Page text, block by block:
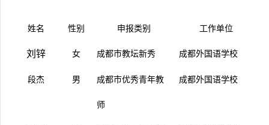
姓名 性别 申报类别 工作单位
刘锌 女 成都市教坛新秀 成都外国语学校
段杰 男 成都市优秀青年教
师
成都外国语学校